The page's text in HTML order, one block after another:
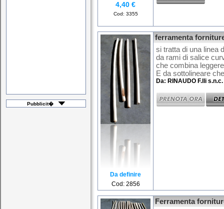
Pubblicit�
4,40 €
Cod: 3355
Da definire
Cod: 2856
ferramenta
si tratta di una linea
da rami di salice
che combina
E da sottolineare
Da: RINAUDO F.lli
Ferramenta